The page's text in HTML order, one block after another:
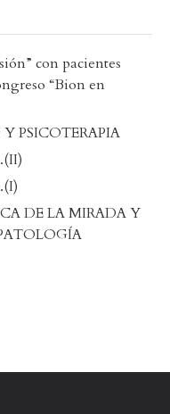
con pacientes
“Bion en
PSICOTERAPIA
DE LA MIRADA Y